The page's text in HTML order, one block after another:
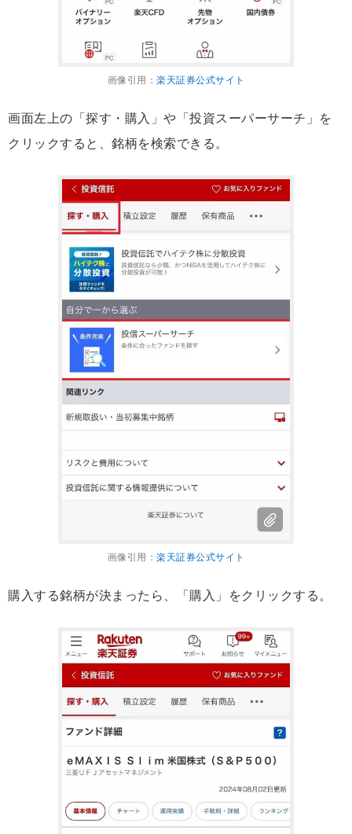
画像引用： 楽天証券公式サイト
画面左上の「探す・購入」や「投資スーパーサーチ」を
クリックすると、銘柄を検索できる。
画像引用： 楽天証券公式サイト
購入する銘柄が決まったら、「購入」をクリックする。